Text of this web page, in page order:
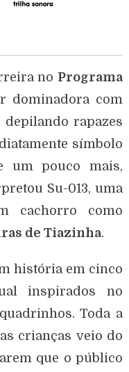
no Programa
dominadora com
depilando rapazes
símbolo
um pouco mais,
Su-013, uma
cachorro como
de Tiazinha.
história em cinco
inspirados no
Toda a
crianças veio do
que o público